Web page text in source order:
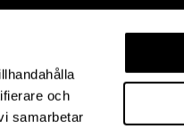
och
samarbetar